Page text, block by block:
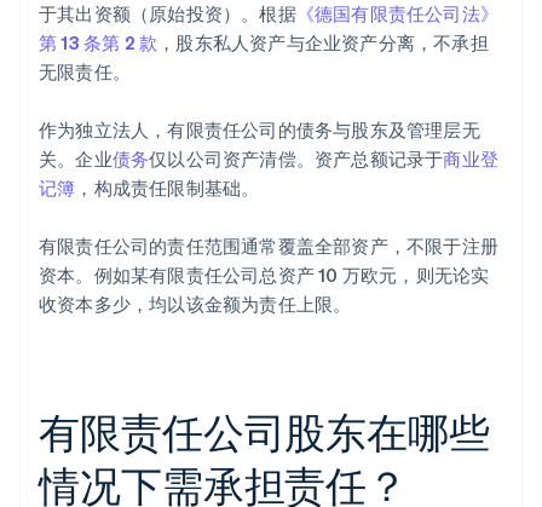
于其出资额（原始投资）。根据《德国有限责任公司法》
第 13 条第 2 款 ，股东私人资产与企业资产分离，不承担
无限责任。
作为独立法人，有限责任公司的债务与股东及管理层无
关。企业债务仅以公司资产清偿。资产总额记录于商业登
记簿 ，构成责任限制基础。
有限责任公司的责任范围通常覆盖全部资产，不限于注册
资本。例如某有限责任公司总资产 10 万欧元，则无论实
收资本多少，均以该金额为责任上限。
有限责任公司股东在哪些
情况下需承担责任？